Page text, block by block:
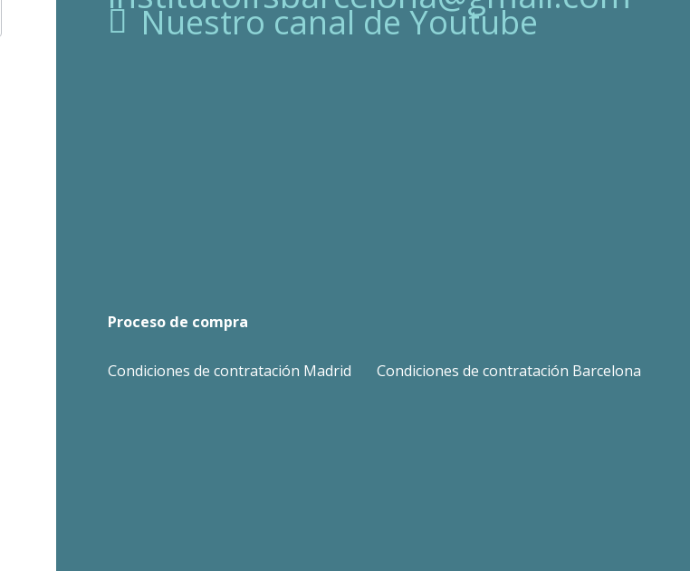
Nuestro canal de Youtube
Proceso de compra
Condiciones de contratación Madrid Condiciones de contratación Barcelona